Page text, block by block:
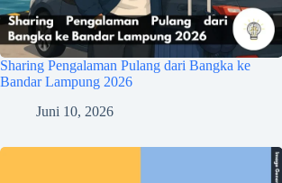
Sharing Pengalaman Pulang dari Bangka ke
Bandar Lampung 2026
Juni 10, 2026